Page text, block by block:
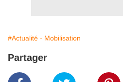
#Actualité - Mobilisation
Partager